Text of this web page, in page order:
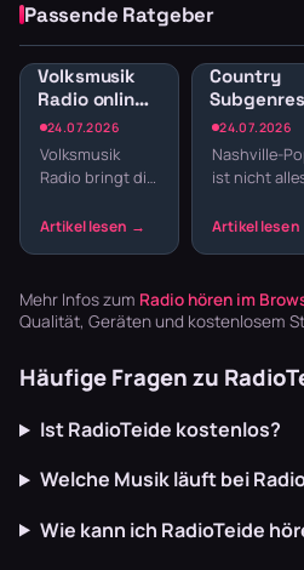
Passende Ratgeber
24.07.2026
Volksmusik
Radio online:
Traditionelle
Klänge und
Blasmusik
Volksmusik
Radio bringt dir
ins
Akkordeon,
Blaskapellen.
24.07.2026
Country
Subgenres
Radio:
Bluegrass,
Honky Tonk
Nashville-
ist nicht
Wurzeln, die
Monroes
Bluegrass …
Mehr Infos zum Radio hören im
Qualität, Geräten und kostenlosem
Häufige Fragen zu
Ist RadioTeide kostenlos?
Welche Musik läuft bei
Wie kann ich RadioTeide